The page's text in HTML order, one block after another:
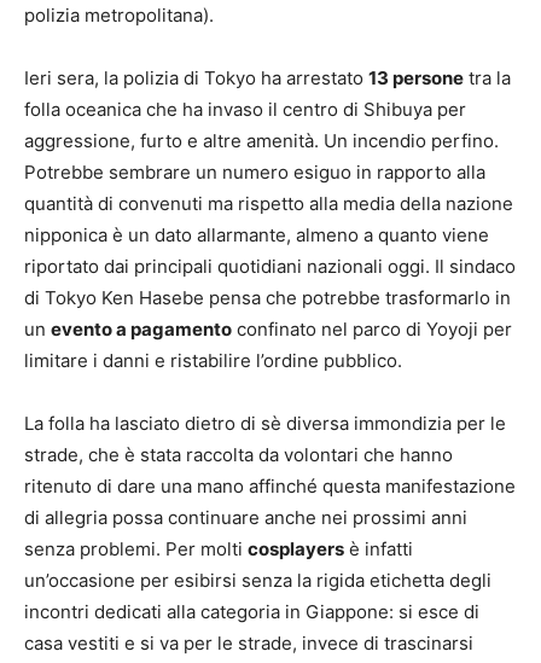
polizia metropolitana).
Ieri sera, la polizia di Tokyo ha arrestato 13 persone tra la
folla oceanica che ha invaso il centro di Shibuya per
aggressione, furto e altre amenità. Un incendio perfino.
Potrebbe sembrare un numero esiguo in rapporto alla
quantità di convenuti ma rispetto alla media della nazione
nipponica è un dato allarmante, almeno a quanto viene
riportato dai principali quotidiani nazionali oggi. Il sindaco
di Tokyo Ken Hasebe pensa che potrebbe trasformarlo in
un evento a pagamento confinato nel parco di Yoyoji per
limitare i danni e ristabilire l’ordine pubblico.
La folla ha lasciato dietro di sè diversa immondizia per le
strade, che è stata raccolta da volontari che hanno
ritenuto di dare una mano affinché questa manifestazione
di allegria possa continuare anche nei prossimi anni
senza problemi. Per molti cosplayers è infatti
un’occasione per esibirsi senza la rigida etichetta degli
incontri dedicati alla categoria in Giappone: si esce di
casa vestiti e si va per le strade, invece di trascinarsi